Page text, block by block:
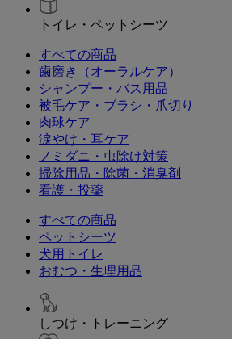
トイレ・ペットシーツ
すべての商品
歯磨き（オーラルケア）
シャンプー・バス用品
被毛ケア・ブラシ・爪切り
肉球ケア
涙やけ・耳ケア
ノミダニ・虫除け対策
掃除用品・除菌・消臭剤
看護・投薬
すべての商品
ペットシーツ
犬用トイレ
おむつ・生理用品
しつけ・トレーニング